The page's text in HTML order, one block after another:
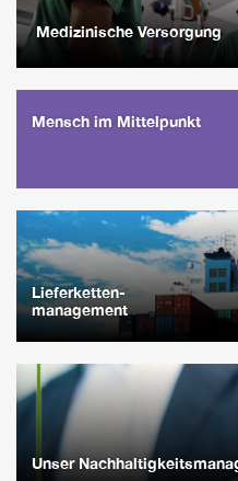
Medizinische Versorgung
Mensch im Mittelpunkt
Lieferketten-
management
Unser